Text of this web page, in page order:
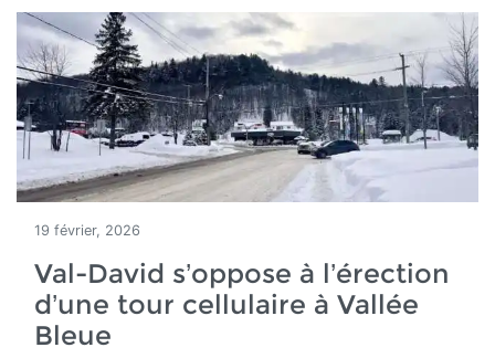
19 février, 2026
Val-David s’oppose à l’érection
d’une tour cellulaire à Vallée
Bleue